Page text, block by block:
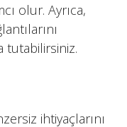
olur. Ayrıca,
tutabilirsiniz.
ihtiyaçlarını